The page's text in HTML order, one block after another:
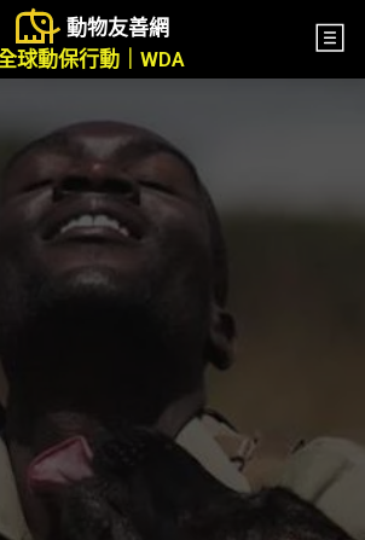
動物友善網
球動保行動｜WDA